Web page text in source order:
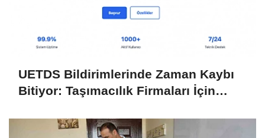
UETDS Bildirimlerinde Zaman Kaybı
Bitiyor: Taşımacılık Firmaları İçin